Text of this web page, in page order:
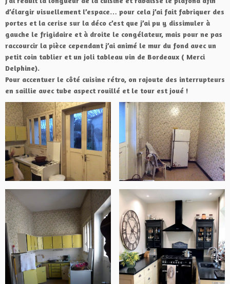
d’élargir visuellement l’espace… pour cela j’ai fait fabriquer des
portes et la cerise sur la déco c’est que j’ai pu y dissimuler à
gauche le frigidaire et à droite le congélateur, mais pour ne pas
raccourcir la pièce cependant j’ai animé le mur du fond avec un
petit coin tablier et un joli tableau vin de Bordeaux ( Merci
Delphine).
Pour accentuer le côté cuisine rétro, on rajoute des interrupteurs
en saillie avec tube aspect rouillé et le tour est joué !